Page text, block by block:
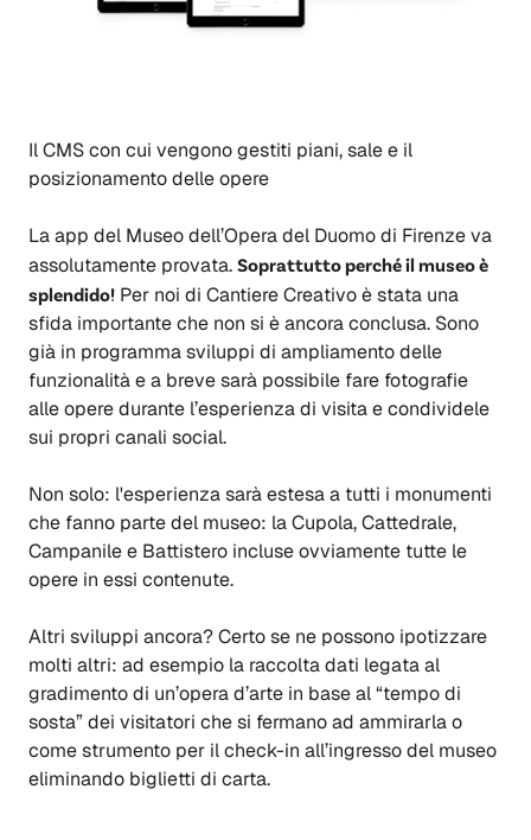
Il CMS con cui vengono gestiti piani, sale e il
posizionamento delle opere
La app del Museo dell’Opera del Duomo di Firenze va
assolutamente provata. Soprattutto perché il museo è
splendido! Per noi di Cantiere Creativo è stata una
sfida importante che non si è ancora conclusa. Sono
già in programma sviluppi di ampliamento delle
funzionalità e a breve sarà possibile fare fotografie
alle opere durante l’esperienza di visita e condividele
sui propri canali social.
Non solo: l'esperienza sarà estesa a tutti i monumenti
che fanno parte del museo: la Cupola, Cattedrale,
Campanile e Battistero incluse ovviamente tutte le
opere in essi contenute.
Altri sviluppi ancora? Certo se ne possono ipotizzare
molti altri: ad esempio la raccolta dati legata al
gradimento di un’opera d’arte in base al “tempo di
sosta” dei visitatori che si fermano ad ammirarla o
come strumento per il check-in all’ingresso del museo
eliminando biglietti di carta.